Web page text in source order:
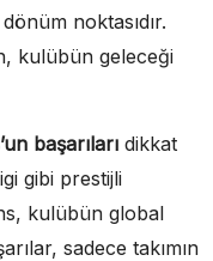
noktasıdır.
kulübün geleceği
başarıları dikkat
gibi prestijli
kulübün global
sadece takımın